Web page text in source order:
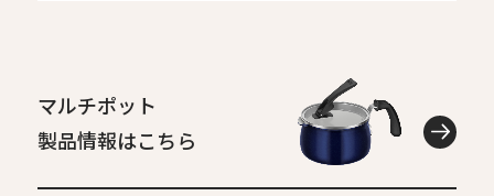
マルチポット
製品情報はこちら